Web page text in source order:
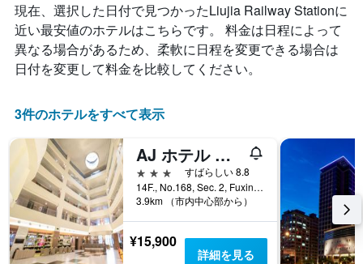
現在、選択した日付で見つかったLiujia Railway Stationに
近い最安値のホテルはこちらです。 料金は日程によって
異なる場合があるため、柔軟に日程を変更できる場合は
日付を変更して料金を比較してください。
3件のホテルをすべて表示
AJ ホテル シンチュウ
3つ星
すばらしい 8.8
14F., No.168, Sec. 2, Fuxing 3rd Rd., 竹北市, 台湾
3.9km （市内中心部から）
¥15,900
詳細を見る